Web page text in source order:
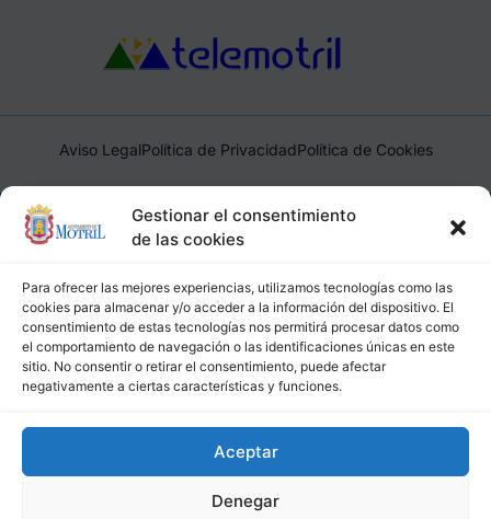
Gestionar el consentimiento
de las cookies
Para ofrecer las mejores experiencias, utilizamos tecnologías como las
cookies para almacenar y/o acceder a la información del dispositivo. El
consentimiento de estas tecnologías nos permitirá procesar datos como
el comportamiento de navegación o las identificaciones únicas en este
sitio. No consentir o retirar el consentimiento, puede afectar
negativamente a ciertas características y funciones.
Aceptar
Denegar
Aviso LegalPolítica de PrivacidadPolítica de Cookies
Ayuntamiento de Motril, Plaza de España, 1, 18600, Motril,
(Granada), CIF: P1814200J, DIR3: L01181400